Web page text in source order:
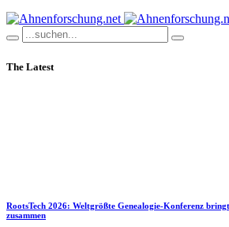
The Latest
RootsTech 2026: Weltgrößte Genealogie-Konferenz
zusammen